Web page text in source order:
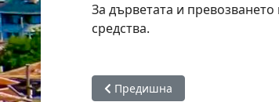
За дърветата и
средства.
Предишна статия: Димитър
Предишна